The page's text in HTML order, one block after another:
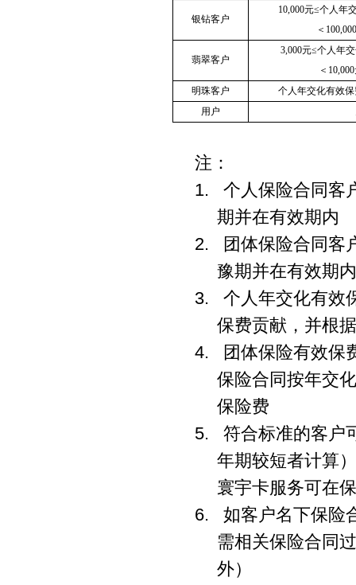
银钻客户
10,000元≤个人年
＜
翡翠客户
3,000元≤个人年
＜ 10,000
明珠客户
个人年交化有效
用户
注：
1. 个人保险合同客
期并在有效期内
2. 团体保险合同客
豫期并在有效期内
3. 个人年交化有效
保费贡献，并根
4. 团体保险有效保
保险合同按年交
保险费
5. 符合标准的客户
年期较短者计算
寰宇卡服务可在
6. 如客户名下保险
需相关保险合同
外）